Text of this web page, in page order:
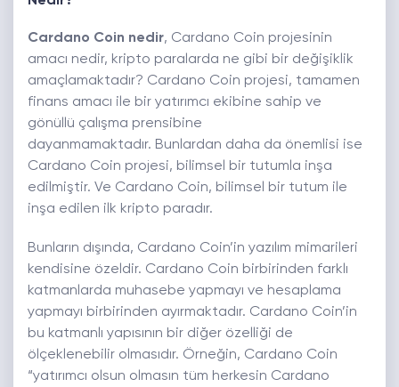
Cardano Coin nedir, Cardano Coin projesinin
amacı nedir, kripto paralarda ne gibi bir değişiklik
amaçlamaktadır? Cardano Coin projesi, tamamen
finans amacı ile bir yatırımcı ekibine sahip ve
gönüllü çalışma prensibine
dayanmamaktadır. Bunlardan daha da önemlisi ise
Cardano Coin projesi, bilimsel bir tutumla inşa
edilmiştir. Ve Cardano Coin, bilimsel bir tutum ile
inşa edilen ilk kripto paradır.
Bunların dışında, Cardano Coin’in yazılım mimarileri
kendisine özeldir. Cardano Coin birbirinden farklı
katmanlarda muhasebe yapmayı ve hesaplama
yapmayı birbirinden ayırmaktadır. Cardano Coin’in
bu katmanlı yapısının bir diğer özelliği de
ölçeklenebilir olmasıdır. Örneğin, Cardano Coin
“yatırımcı olsun olmasın tüm herkesin Cardano